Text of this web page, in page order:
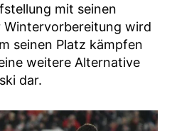
mit seinen
Wintervorbereitung wird
seinen Platz kämpfen
weitere Alternative
dar.